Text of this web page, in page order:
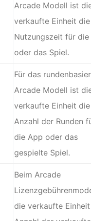
Arcade Modell ist
verkaufte Einheit die
Nutzungszeit für
oder das Spiel.
Für das
Arcade Modell ist
verkaufte Einheit die
Anzahl der Runden
die App oder das
gespielte Spiel.
Beim Arcade
die verkaufte